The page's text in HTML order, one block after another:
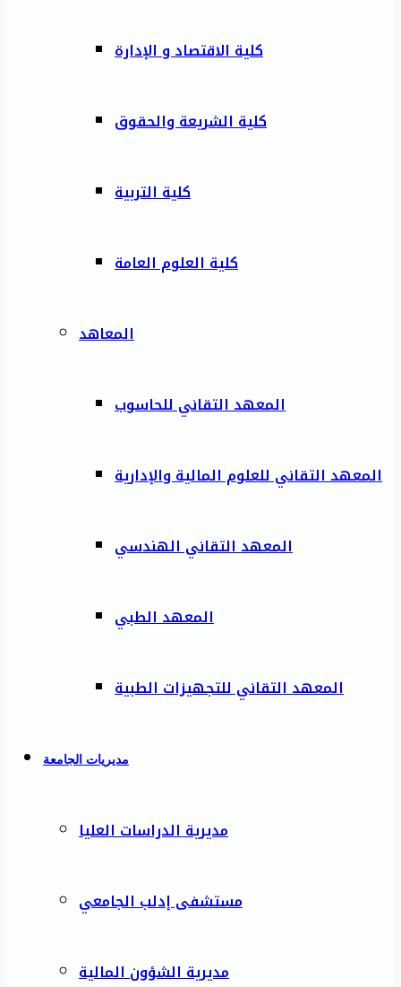
كلية الاقتصاد و الإدارة
كلية الشريعة والحقوق
كلية التربية
كلية العلوم العامة
المعاهد
المعهد التقاني للحاسوب
المعهد التقاني للعلوم المالية والإدارية
المعهد التقاني الهندسي
المعهد الطبي
المعهد التقاني للتجهيزات الطبية
مديريات الجامعة
مديرية الدراسات العليا
مستشفى إدلب الجامعي
مديرية الشؤون المالية